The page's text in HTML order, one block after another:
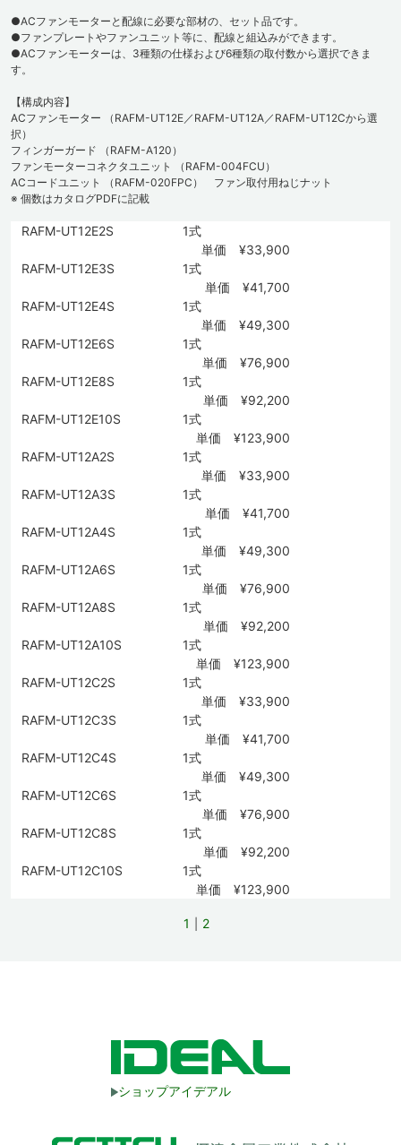
●ACファンモーターと配線に必要な部材の、セット品です。
●ファンプレートやファンユニット等に、配線と組込みができます。
●ACファンモーターは、3種類の仕様および6種類の取付数から選択できま
す。
【構成内容】
ACファンモーター （RAFM-UT12E／RAFM-UT12A／RAFM-UT12Cから選
択）
フィンガーガード （RAFM-A120）
ファンモーターコネクタユニット （RAFM-004FCU）
ACコードユニット （RAFM-020FPC） ファン取付用ねじナット
※ 個数はカタログPDFに記載
RAFM-UT12E2S
1式
単価 ¥33,900
RAFM-UT12E3S
1式
単価 ¥41,700
RAFM-UT12E4S
1式
単価 ¥49,300
RAFM-UT12E6S
1式
単価 ¥76,900
RAFM-UT12E8S
1式
単価 ¥92,200
RAFM-UT12E10S
1式
単価 ¥123,900
RAFM-UT12A2S
1式
単価 ¥33,900
RAFM-UT12A3S
1式
単価 ¥41,700
RAFM-UT12A4S
1式
単価 ¥49,300
RAFM-UT12A6S
1式
単価 ¥76,900
RAFM-UT12A8S
1式
単価 ¥92,200
RAFM-UT12A10S
1式
単価 ¥123,900
RAFM-UT12C2S
1式
単価 ¥33,900
RAFM-UT12C3S
1式
単価 ¥41,700
RAFM-UT12C4S
1式
単価 ¥49,300
RAFM-UT12C6S
1式
単価 ¥76,900
RAFM-UT12C8S
1式
単価 ¥92,200
RAFM-UT12C10S
1式
単価 ¥123,900
1 2
ショップアイデアル